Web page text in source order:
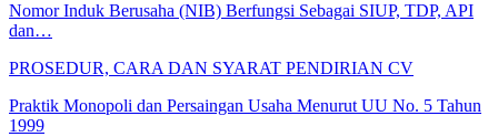
Nomor Induk Berusaha (NIB) Berfungsi Sebagai SIUP, TDP, API
dan…
PROSEDUR, CARA DAN SYARAT PENDIRIAN CV
Praktik Monopoli dan Persaingan Usaha Menurut UU No. 5 Tahun
1999